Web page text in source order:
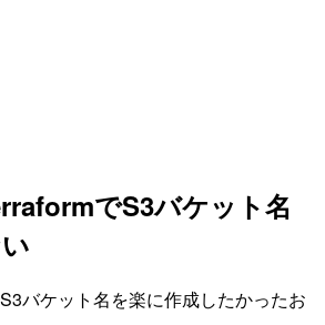
でS3バケット名
バケット名を楽に作成したかったお